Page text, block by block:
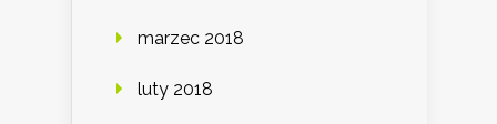
marzec 2018
luty 2018